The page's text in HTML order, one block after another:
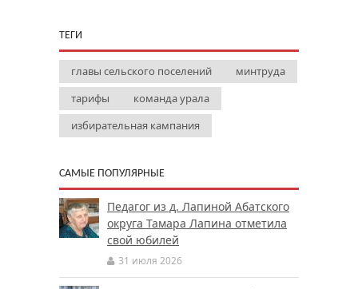
ТЕГИ
главы сельского поселений
минтруда
тарифы
команда урала
избирательная кампания
САМЫЕ ПОПУЛЯРНЫЕ
Педагог из д. Лапиной Абатского
округа Тамара Лапина отметила
свой юбилей
31 июля 2026